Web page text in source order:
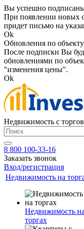
Вы успешно
При появлении новых
придет письмо на
Ok
Обновления по объекту
После подписки Вы
обновлениями по
"изменения цены".
Ok
Недвижимость с
8 800 100-33-16
Заказать звонок
Вход/регистрация
Недвижимость на
Недвижимость на
торгах